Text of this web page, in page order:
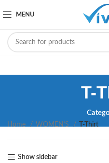
MENU
T-
Home WOMEN’S T-Thirt
Show sidebar